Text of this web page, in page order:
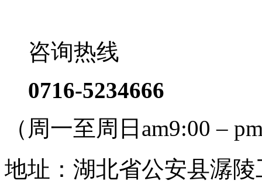
咨询热线
0716-5234666
（周一至周日am9:00 –
地址：湖北省公安县潺